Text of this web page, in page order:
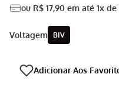
ou R$ 17,90 em até 1x de
voltagem BIV